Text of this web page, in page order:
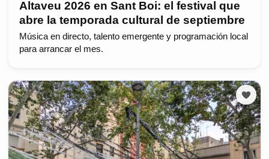
Altaveu 2026 en Sant Boi: el festival que
abre la temporada cultural de septiembre
Música en directo, talento emergente y programación local
para arrancar el mes.